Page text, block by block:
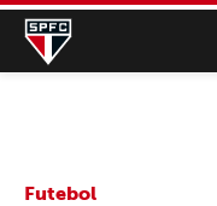
Futebol